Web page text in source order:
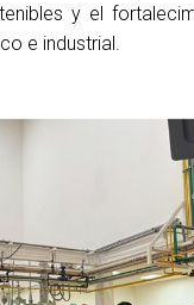
y el
e industrial.